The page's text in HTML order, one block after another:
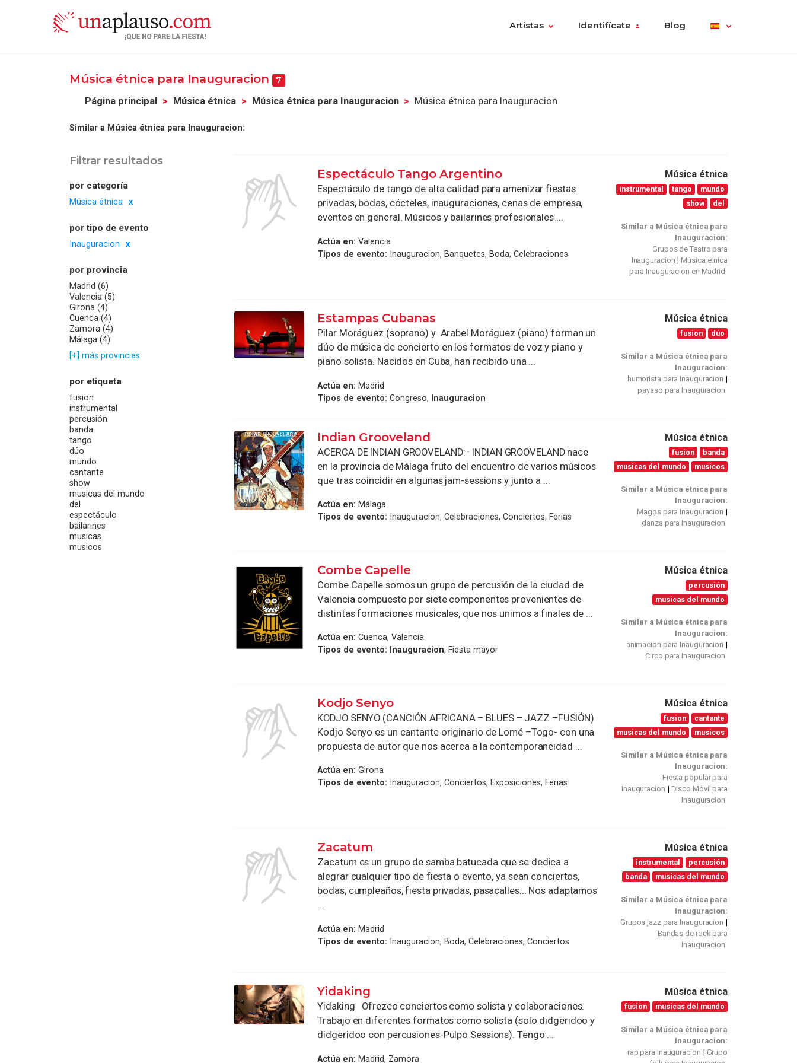
Artistas Identifícate Blog
Música étnica para Inauguracion 7
Página principal Música étnica Música étnica para Inauguracion Música étnica para Inauguracion
Similar a Música étnica para Inauguracion:
Filtrar resultados
por categoría
Música étnica
por tipo de evento
Inauguracion
por provincia
Madrid (6)
Valencia (5)
Girona (4)
Cuenca (4)
Zamora (4)
Málaga (4)
[+] más provincias
por etiqueta
fusion
instrumental
percusión
banda
tango
dúo
mundo
cantante
show
musicas del mundo
del
espectáculo
bailarines
musicas
musicos
Espectáculo Tango Argentino
Espectáculo de tango de alta calidad para amenizar fiestas
privadas, bodas, cócteles, inauguraciones, cenas de empresa,
eventos en general. Músicos y bailarines profesionales ...
Actúa en: Valencia
Tipos de evento: Inauguracion, Banquetes, Boda, Celebraciones
Música étnica
instrumental tango
mundo
show
del
Similar a Música étnica para
Inauguracion:
Grupos de Teatro para
Inauguracion
Música étnica
para Inauguracion en Madrid
Estampas Cubanas
Pilar Moráguez (soprano) y Arabel Moráguez (piano) forman un
dúo de música de concierto en los formatos de voz y piano y
piano solista. Nacidos en Cuba, han recibido una ...
Actúa en: Madrid
Tipos de evento: Congreso, Inauguracion
Música étnica
fusion dúo
Similar a Música étnica para
Inauguracion:
humorista para Inauguracion
payaso para Inauguracion
Indian Grooveland
ACERCA DE INDIAN GROOVELAND: · INDIAN GROOVELAND nace
en la provincia de Málaga fruto del encuentro de varios músicos
que tras coincidir en algunas jam-sessions y junto a ...
Actúa en: Málaga
Tipos de evento: Inauguracion, Celebraciones, Conciertos, Ferias
Música étnica
fusion
banda
musicas del mundo
musicos
Similar a Música étnica para
Inauguracion:
Magos para Inauguracion
danza para Inauguracion
Combe Capelle
Combe Capelle somos un grupo de percusión de la ciudad de
Valencia compuesto por siete componentes provenientes de
distintas formaciones musicales, que nos unimos a finales de ...
Actúa en: Cuenca, Valencia
Tipos de evento:
Inauguracion, Fiesta mayor
Música étnica
percusión
musicas del mundo
Similar a Música étnica para
Inauguracion:
animacion para Inauguracion
Circo para Inauguracion
Kodjo Senyo
KODJO SENYO (CANCIÓN AFRICANA – BLUES – JAZZ –FUSIÓN)
Kodjo Senyo es un cantante originario de Lomé –Togo- con una
propuesta de autor que nos acerca a la contemporaneidad ...
Actúa en: Girona
Tipos de evento: Inauguracion, Conciertos, Exposiciones, Ferias
Música étnica
fusion
cantante
musicas del mundo
musicos
Similar a Música étnica para
Inauguracion:
Fiesta popular para
Inauguracion
Disco Móvil para
Inauguracion
Zacatum
Zacatum es un grupo de samba batucada que se dedica a
alegrar cualquier tipo de fiesta o evento, ya sean conciertos,
bodas, cumpleaños, fiesta privadas, pasacalles... Nos adaptamos
...
Actúa en: Madrid
Tipos de evento: Inauguracion, Boda, Celebraciones, Conciertos
Música étnica
instrumental
percusión
banda
musicas del mundo
Similar a Música étnica para
Inauguracion:
Grupos jazz para Inauguracion
Bandas de rock para
Inauguracion
Yidaking
Yidaking Ofrezco conciertos como solista y colaboraciones.
Trabajo en diferentes formatos como solista (solo didgeridoo y
didgeridoo con percusiones-Pulpo Sessions). Tengo ...
Actúa en: Madrid, Zamora
Música étnica
fusion musicas del mundo
Similar a Música étnica para
Inauguracion:
rap para Inauguracion
Grupo